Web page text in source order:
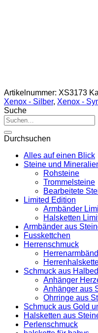
Artikelnummer: XS3173
Xenox - Silber, Xenox -
Suche
Suche
nach:
Durchsuchen
Alles auf einen Blick
Steine und
Rohsteine
Trommelsteine
Bearbeitete
Limited Edition
Armbänder
Halsketten
Armbänder aus
Fusskettchen
Herrenschmuck
Schmuck aus
Anhänger
Anhänger aus
Ohrringe aus
Schmuck aus Gold
Halsketten aus
Perlenschmuck